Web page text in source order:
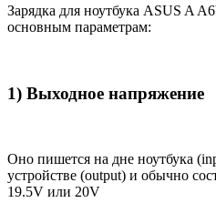
Зарядка для ноутбука ASUS A
основным параметрам:
1) Выходное напряжение
Оно пишется на дне ноутбука
устройстве (output) и обычно
19.5V или 20V